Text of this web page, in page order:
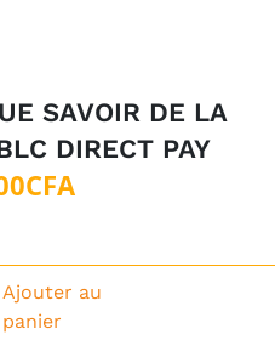
SAVOIR DE LA
DIRECT PAY
CFA
Ajouter au
panier